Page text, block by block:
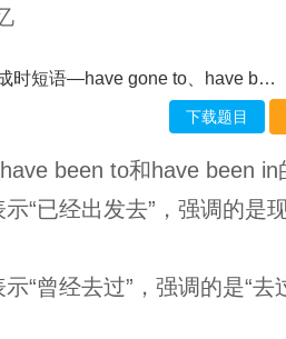
gone to、have been to和have been in-muxed
下载题目
been to和have been in
“已经出发去”，强调的是
“曾经去过”，强调的是“去